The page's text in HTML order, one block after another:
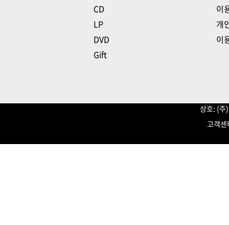
CD
LP
DVD
Gift
이
개
이
상호: (
고객